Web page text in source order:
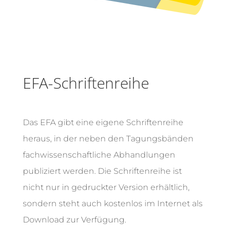
EFA-Schriftenreihe
Das EFA gibt eine eigene Schriftenreihe
heraus, in der neben den Tagungsbänden
fachwissenschaftliche Abhandlungen
publiziert werden. Die Schriftenreihe ist
nicht nur in gedruckter Version erhältlich,
sondern steht auch kostenlos im Internet als
Download zur Verfügung.